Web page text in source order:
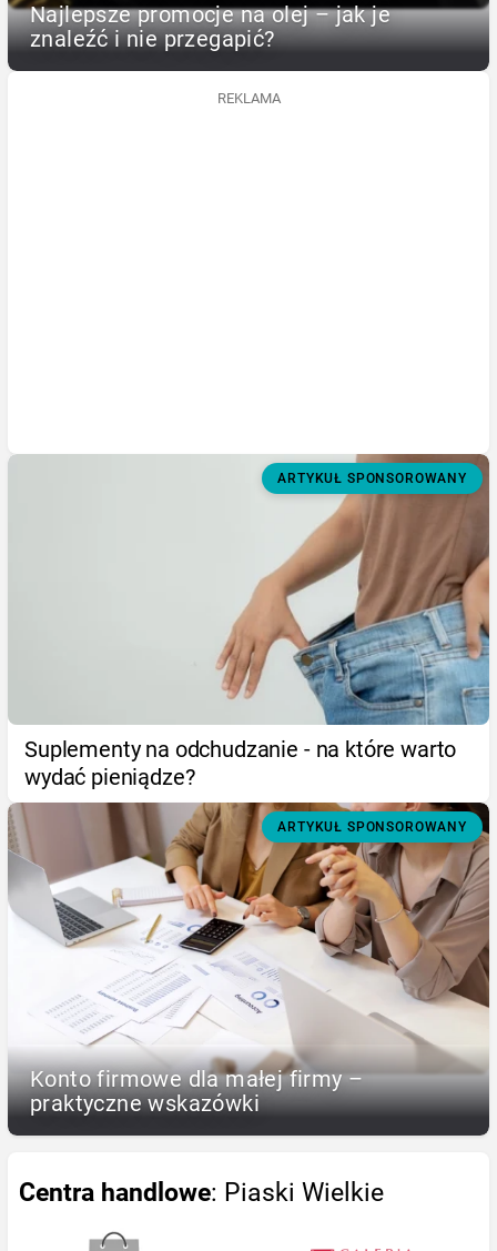
Najlepsze promocje na olej – jak je
znaleźć i nie przegapić?
REKLAMA
ARTYKUŁ SPONSOROWANY
Suplementy na odchudzanie - na które warto
wydać pieniądze?
ARTYKUŁ SPONSOROWANY
Konto firmowe dla małej firmy –
praktyczne wskazówki
Centra handlowe: Piaski Wielkie